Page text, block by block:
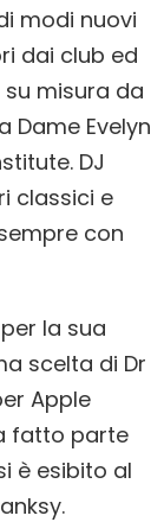
modi nuovi
dai club ed
misura da
Dame Evelyn
DJ
classici e
con
la sua
scelta di Dr
Apple
fatto parte
è esibito al